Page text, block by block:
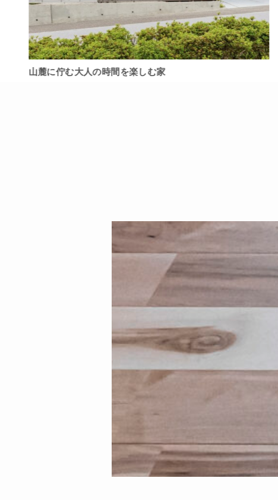
山麓に佇む大人の時間を楽しむ家